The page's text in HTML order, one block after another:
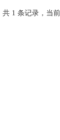
共 1 条记录，当